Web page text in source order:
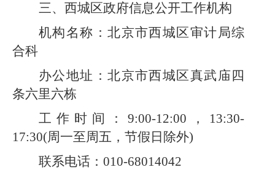
三、西城区政府信息公开工作机构
机构名称：北京市西城区审计局综
合科
办公地址：北京市西城区真武庙四
条六里六栋
工作时间： 9:00-12:00，13:30-
17:30(周一至周五，节假日除外)
联系电话： 010-68014042